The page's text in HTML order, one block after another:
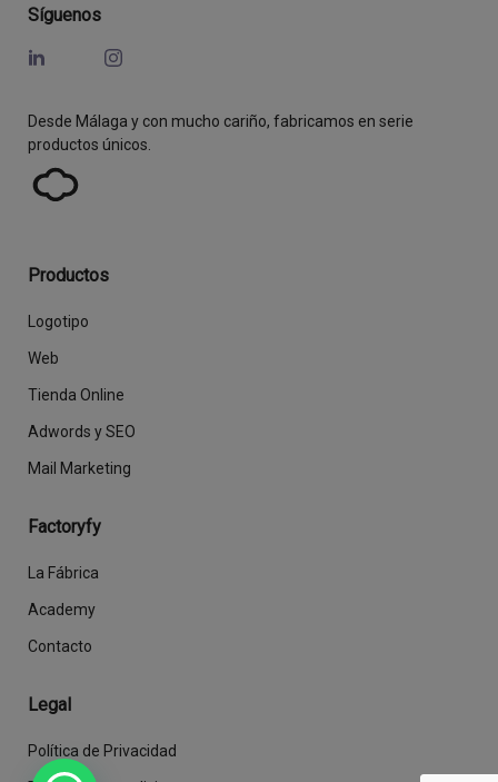
Síguenos
Desde Málaga y con mucho cariño, fabricamos en serie
productos únicos.
Productos
Logotipo
Web
Tienda Online
Adwords y SEO
Mail Marketing
Factoryfy
La Fábrica
Academy
Contacto
Legal
Política de Privacidad